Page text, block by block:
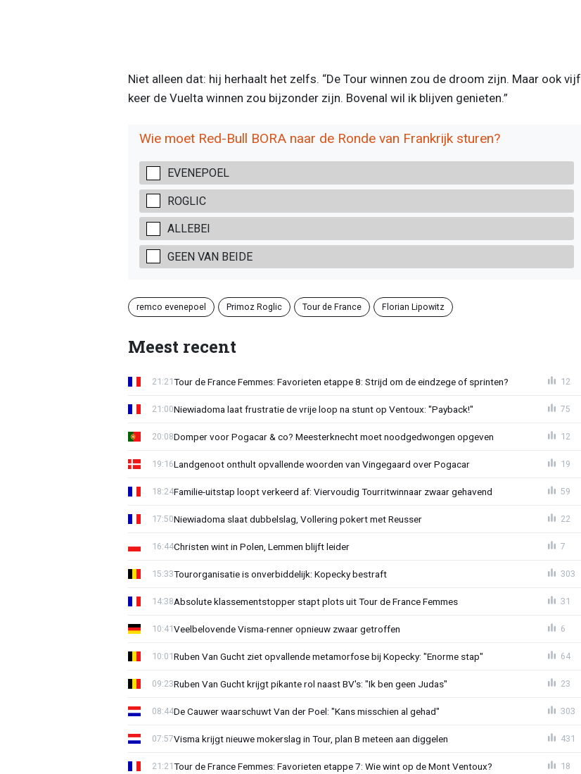
Niet alleen dat: hij herhaalt het zelfs. “De Tour winnen zou de droom zijn. Maar ook vijf
keer de Vuelta winnen zou bijzonder zijn. Bovenal wil ik blijven genieten.”
Wie moet Red-Bull BORA naar de Ronde van Frankrijk sturen?
EVENEPOEL
ROGLIC
ALLEBEI
GEEN VAN BEIDE
remco evenepoel Primoz Roglic Tour de France Florian Lipowitz
Meest recent
Tour de France Femmes: Favorieten etappe 8: Strijd om de eindzege of sprinten?
21:21 12
Niewiadoma laat frustratie de vrije loop na stunt op Ventoux: "Payback!"
21:00 75
Domper voor Pogacar & co? Meesterknecht moet noodgedwongen opgeven
20:08 12
Landgenoot onthult opvallende woorden van Vingegaard over Pogacar
19:16 19
Familie-uitstap loopt verkeerd af: Viervoudig Tourritwinnaar zwaar gehavend
18:24 59
Niewiadoma slaat dubbelslag, Vollering pokert met Reusser
17:50 22
Christen wint in Polen, Lemmen blijft leider
16:44 7
Tourorganisatie is onverbiddelijk: Kopecky bestraft
15:33 303
Absolute klassementstopper stapt plots uit Tour de France Femmes
14:38 31
Veelbelovende Visma-renner opnieuw zwaar getroffen
10:41 6
Ruben Van Gucht ziet opvallende metamorfose bij Kopecky: "Enorme stap"
10:01 64
Ruben Van Gucht krijgt pikante rol naast BV's: "Ik ben geen Judas"
09:23 23
De Cauwer waarschuwt Van der Poel: "Kans misschien al gehad"
08:44 303
Visma krijgt nieuwe mokerslag in Tour, plan B meteen aan diggelen
07:57 431
Tour de France Femmes: Favorieten etappe 7: Wie wint op de Mont Ventoux?
21:21 18